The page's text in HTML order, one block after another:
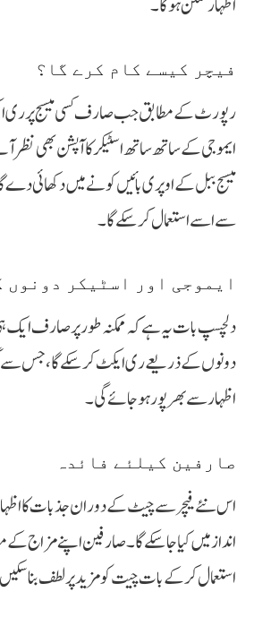
فیچر کیسے کام کرے گا؟
رپورٹ کے مطابق جب صارف کسی میسج پر ری
ایموجی کے ساتھ ساتھ اسٹیکر کا آپشن بھی نظر
میسج ببل کے اوپری بائیں کونے میں دکھائی
سے اسے استعمال کر سکے گا۔
ایموجی اور اسٹیکر دونوں
دلچسپ بات یہ ہے کہ ممکنہ طور پر صارف ایک ہی
دونوں کے ذریعے ری ایکٹ کر سکے گا، جس سے
اظہار سے بھرپور ہو جائے گی۔
صارفین کیلئے فائدہ
اس نئے فیچر سے چیٹ کے دوران جذبات کا اظہار
انداز میں کیا جا سکے گا۔ صارفین اپنے مزاج کے
استعمال کر کے بات چیت کو مزید پرلطف بنا